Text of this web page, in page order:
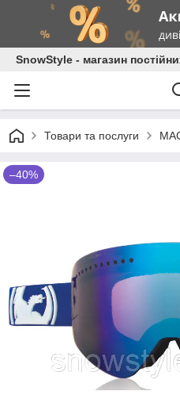
SnowStyle - магазин
Товари та послуги
–40%